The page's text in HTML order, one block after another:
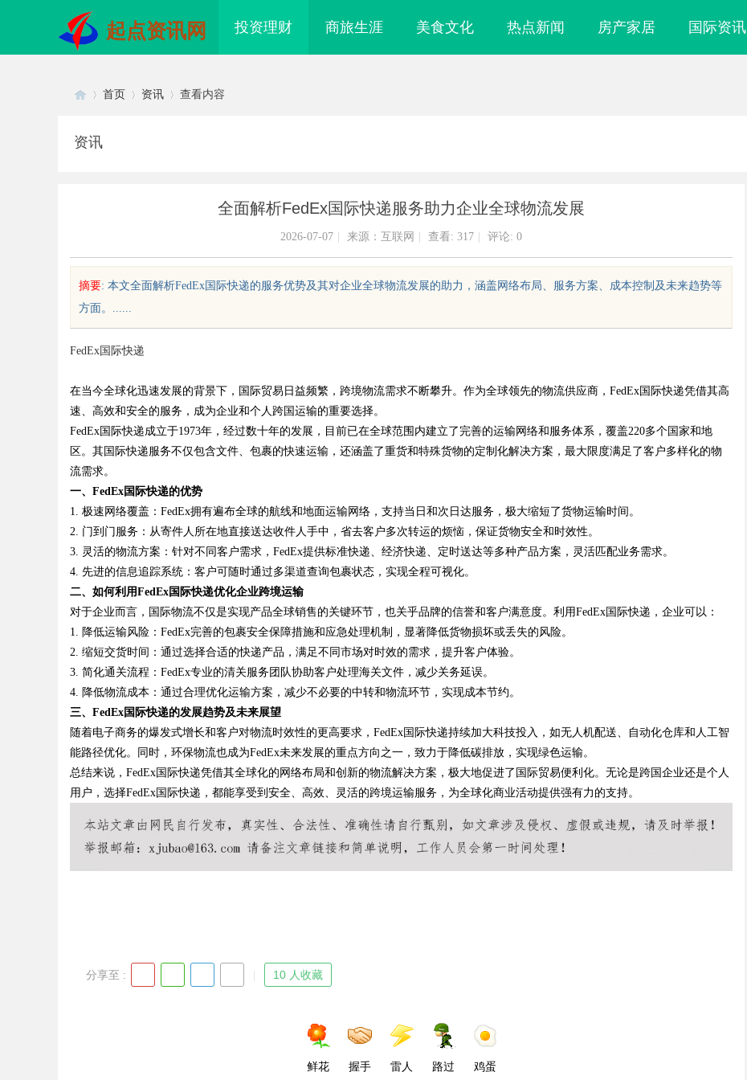
起点资讯网 投资理财 商旅生涯 美食文化 热点新闻 房产家居 国际资讯
!
Bo
首页 资讯 查看内容
资讯
全面解析FedEx国际快递服务助力企业全球物流发展
2026-07-07 来源：互联网 查看: 317 评论: 0
摘要: 本文全面解析FedEx国际快递的服务优势及其对企业全球物流发展的助力，涵盖网络布局、服务方案、成本控制及未来趋势等
方面。......
FedEx国际快递
在当今全球化迅速发展的背景下，国际贸易日益频繁，跨境物流需求不断攀升。作为全球领先的物流供应商，FedEx国际快递凭借其高
速、高效和安全的服务，成为企业和个人跨国运输的重要选择。
FedEx国际快递成立于1973年，经过数十年的发展，目前已在全球范围内建立了完善的运输网络和服务体系，覆盖220多个国家和地
区。其国际快递服务不仅包含文件、包裹的快速运输，还涵盖了重货和特殊货物的定制化解决方案，最大限度满足了客户多样化的物
流需求。
一、FedEx国际快递的优势
1. 极速网络覆盖：FedEx拥有遍布全球的航线和地面运输网络，支持当日和次日达服务，极大缩短了货物运输时间。
2. 门到门服务：从寄件人所在地直接送达收件人手中，省去客户多次转运的烦恼，保证货物安全和时效性。
3. 灵活的物流方案：针对不同客户需求，FedEx提供标准快递、经济快递、定时送达等多种产品方案，灵活匹配业务需求。
4. 先进的信息追踪系统：客户可随时通过多渠道查询包裹状态，实现全程可视化。
二、如何利用FedEx国际快递优化企业跨境运输
对于企业而言，国际物流不仅是实现产品全球销售的关键环节，也关乎品牌的信誉和客户满意度。利用FedEx国际快递，企业可以：
1. 降低运输风险：FedEx完善的包裹安全保障措施和应急处理机制，显著降低货物损坏或丢失的风险。
2. 缩短交货时间：通过选择合适的快递产品，满足不同市场对时效的需求，提升客户体验。
3. 简化通关流程：FedEx专业的清关服务团队协助客户处理海关文件，减少关务延误。
4. 降低物流成本：通过合理优化运输方案，减少不必要的中转和物流环节，实现成本节约。
三、FedEx国际快递的发展趋势及未来展望
随着电子商务的爆发式增长和客户对物流时效性的更高要求，FedEx国际快递持续加大科技投入，如无人机配送、自动化仓库和人工智
能路径优化。同时，环保物流也成为FedEx未来发展的重点方向之一，致力于降低碳排放，实现绿色运输。
总结来说，FedEx国际快递凭借其全球化的网络布局和创新的物流解决方案，极大地促进了国际贸易便利化。无论是跨国企业还是个人
用户，选择FedEx国际快递，都能享受到安全、高效、灵活的跨境运输服务，为全球化商业活动提供强有力的支持。
分享至 : 10 人收藏
鲜花 握手 雷人 路过 鸡蛋
绿居 品质铸金鼎 ——山东世超
材料有限公司董事长陈世超 代材料革命 究竟藏着哪些行业秘诀？